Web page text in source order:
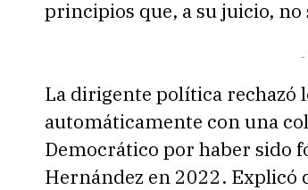
principios que, a su juicio, no
-
La dirigente política rechazó
automáticamente con una
Democrático por haber sido
Hernández en 2022. Explicó